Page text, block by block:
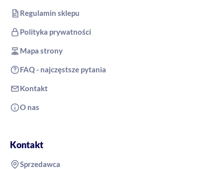
Regulamin sklepu
Polityka prywatności
Mapa strony
FAQ - najczęstsze pytania
Kontakt
O nas
Kontakt
Sprzedawca